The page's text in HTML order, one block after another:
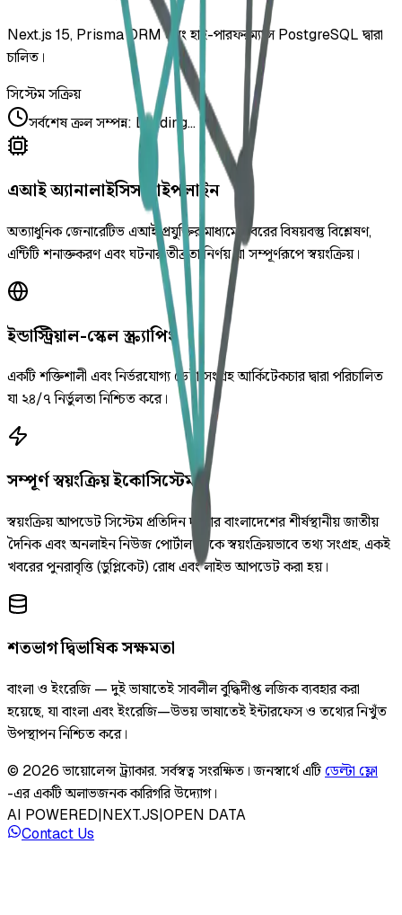
Next.js 15, Prisma ORM এবং হাই-পারফরম্যান্স PostgreSQL দ্বারা
চালিত।
সিস্টেম সক্রিয়
সর্বশেষ ক্রল সম্পন্ন: Loading...
এআই অ্যানালাইসিস পাইপলাইন
অত্যাধুনিক জেনারেটিভ এআই প্রযুক্তির মাধ্যমে খবরের বিষয়বস্তু বিশ্লেষণ,
এন্টিটি শনাক্তকরণ এবং ঘটনার তীব্রতা নির্ণয় যা সম্পূর্ণরূপে স্বয়ংক্রিয়।
ইন্ডাস্ট্রিয়াল-স্কেল স্ক্র্যাপিং
একটি শক্তিশালী এবং নির্ভরযোগ্য ডেটা সংগ্রহ আর্কিটেকচার দ্বারা পরিচালিত
যা ২৪/৭ নির্ভুলতা নিশ্চিত করে।
সম্পূর্ণ স্বয়ংক্রিয় ইকোসিস্টেম
স্বয়ংক্রিয় আপডেট সিস্টেম প্রতিদিন দুইবার বাংলাদেশের শীর্ষস্থানীয় জাতীয়
দৈনিক এবং অনলাইন নিউজ পোর্টাল থেকে স্বয়ংক্রিয়ভাবে তথ্য সংগ্রহ, একই
খবরের পুনরাবৃত্তি (ডুপ্লিকেট) রোধ এবং লাইভ আপডেট করা হয়।
শতভাগ দ্বিভাষিক সক্ষমতা
বাংলা ও ইংরেজি — দুই ভাষাতেই সাবলীল বুদ্ধিদীপ্ত লজিক ব্যবহার করা
হয়েছে, যা বাংলা এবং ইংরেজি—উভয় ভাষাতেই ইন্টারফেস ও তথ্যের নিখুঁত
উপস্থাপন নিশ্চিত করে।
© 2026 ভায়োলেন্স ট্র্যাকার.সর্বস্বত্ব সংরক্ষিত। জনস্বার্থে এটিডেল্টা ফ্লো
-এর একটি অলাভজনক কারিগরি উদ্যোগ।
AI POWERED|NEXT.JS|OPEN DATA
Contact Us